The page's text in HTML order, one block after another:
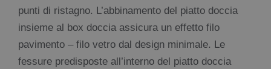
punti di ristagno. L’abbinamento del piatto doccia
insieme al box doccia assicura un effetto filo
pavimento – filo vetro dal design minimale. Le
fessure predisposte all’interno del piatto doccia